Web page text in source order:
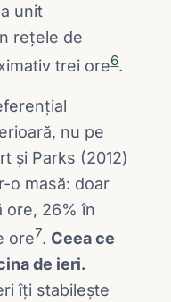
unit
rețele de
trei ore6.
nu pe
și Parks (2012)
o masă: doar
ore, 26% în
ore7. Ceea ce
de ieri.
îți stabilește